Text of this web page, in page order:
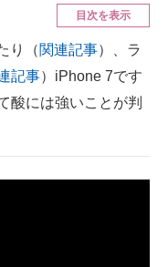
目次を表示
り（関連記事）、ラ
記事）iPhone 7です
酸には強いことが判